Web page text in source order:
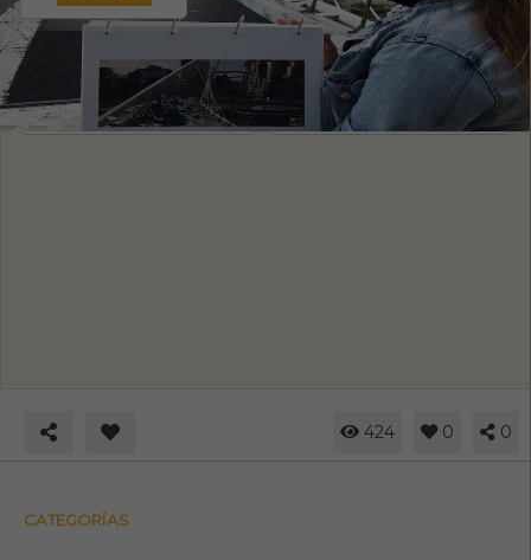
20 /
Evento ONLINE
NO
424 0 0
CATEGORÍAS